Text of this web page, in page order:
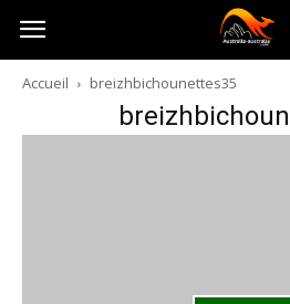
Australia-
australie.com
Accueil breizhbichounettes35